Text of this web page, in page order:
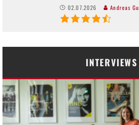
02.07.2026 Andreas
INTERVIEWS